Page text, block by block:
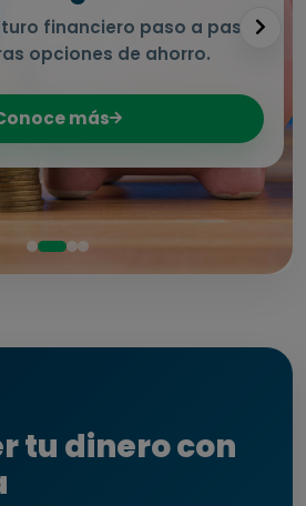
financiero paso a paso
opciones de ahorro.
más
tu dinero con